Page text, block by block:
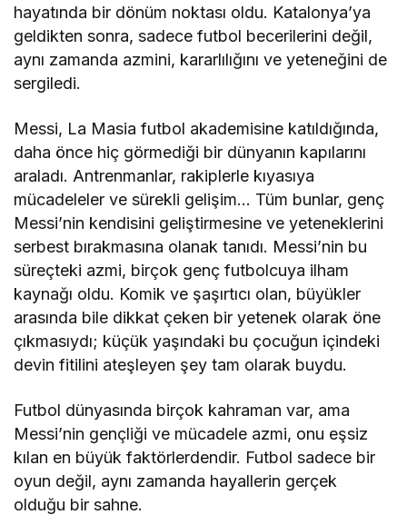
hayatında bir dönüm noktası oldu. Katalonya’ya
geldikten sonra, sadece futbol becerilerini değil,
aynı zamanda azmini, kararlılığını ve yeteneğini de
sergiledi.
Messi, La Masia futbol akademisine katıldığında,
daha önce hiç görmediği bir dünyanın kapılarını
araladı. Antrenmanlar, rakiplerle kıyasıya
mücadeleler ve sürekli gelişim… Tüm bunlar, genç
Messi’nin kendisini geliştirmesine ve yeteneklerini
serbest bırakmasına olanak tanıdı. Messi’nin bu
süreçteki azmi, birçok genç futbolcuya ilham
kaynağı oldu. Komik ve şaşırtıcı olan, büyükler
arasında bile dikkat çeken bir yetenek olarak öne
çıkmasıydı; küçük yaşındaki bu çocuğun içindeki
devin fitilini ateşleyen şey tam olarak buydu.
Futbol dünyasında birçok kahraman var, ama
Messi’nin gençliği ve mücadele azmi, onu eşsiz
kılan en büyük faktörlerdendir. Futbol sadece bir
oyun değil, aynı zamanda hayallerin gerçek
olduğu bir sahne.